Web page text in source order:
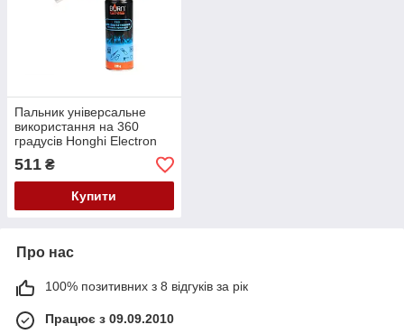
Пальник універсальне
використання на 360
градусів Honghi Electron
1561
511 ₴
Купити
Про нас
100% позитивних з 8 відгуків за рік
Працює з 09.09.2010